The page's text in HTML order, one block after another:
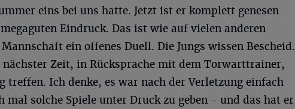
eins bei uns hatte. Jetzt ist er komplett genesen
Eindruck. Das ist wie auf vielen anderen
ein offenes Duell. Die Jungs wissen Bescheid.
Zeit, in Rücksprache mit dem Torwarttrainer,
treffen. Ich denke, es war nach der Verletzung einfach
solche Spiele unter Druck zu geben - und das hat er